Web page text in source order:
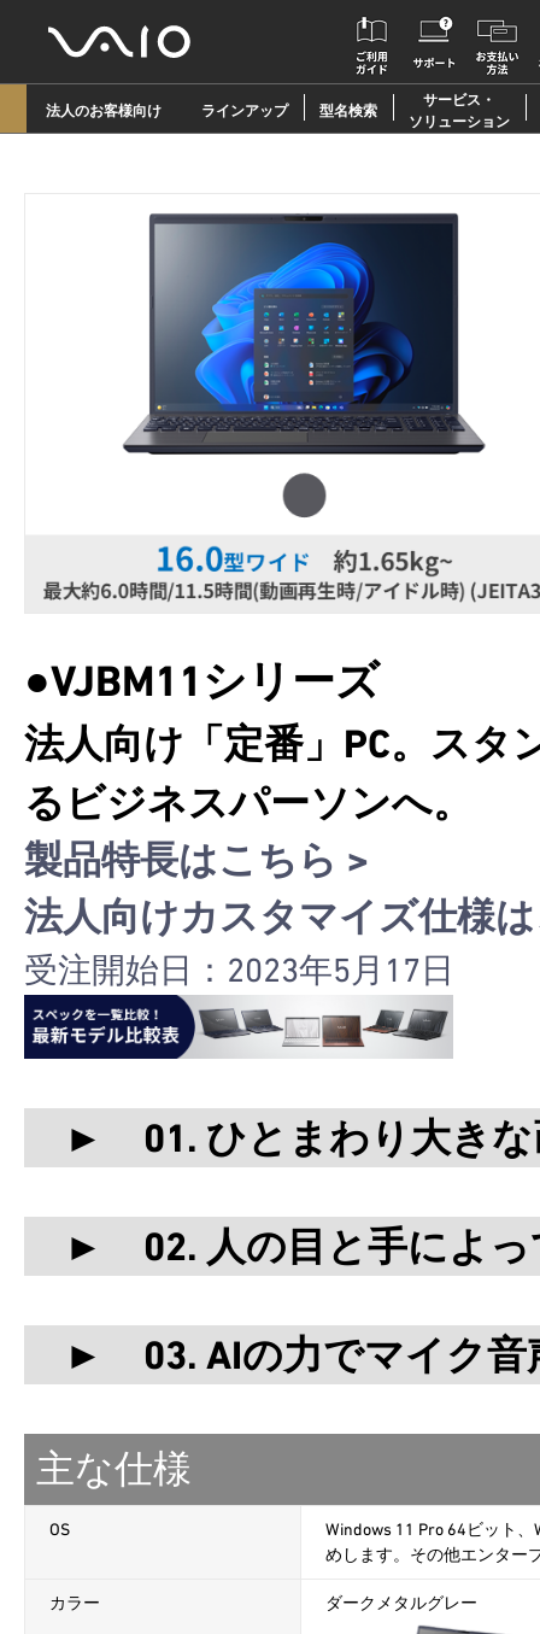
法人のお客様向け ラインアップ 型名検索
サービス・
ソリューション
●VJBM11シリーズ
法人向け「定番」PC。スタ
るビジネスパーソンへ。
製品特長はこちら >
法人向けカスタマイズ仕様
受注開始日：2023年5月17日
► 01. ひとまわり大きな
► 02. 人の目と手によっ
► 03. AIの力でマイク音
主な仕様
OS
Windows 11 Pro 64ビット
めします。その他エンター
カラー ダークメタルグレー